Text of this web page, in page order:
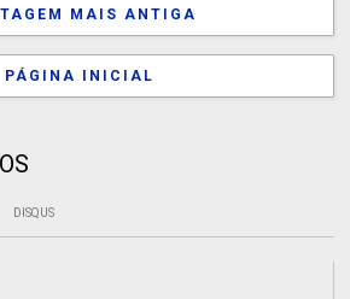
MAIS ANTIGA
PÁGINA INICIAL
DISQUS